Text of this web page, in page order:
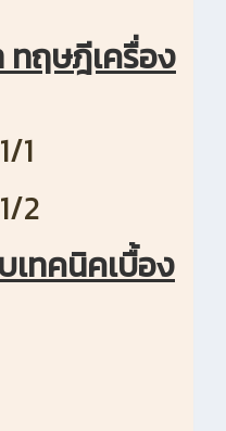
ทฤษฎีเครื่อง
1
2
เทคนิคเบื้อง